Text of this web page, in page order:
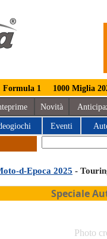
Formula 1 1000 Miglia
Novità
Eventi
d-Epoca 2025 -
Speciale
Photo